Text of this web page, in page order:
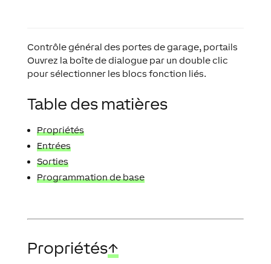
Contrôle général des portes de garage, portails
Ouvrez la boîte de dialogue par un double clic
pour sélectionner les blocs fonction liés.
Table des matières
Propriétés
Entrées
Sorties
Programmation de base
Propriétés↑